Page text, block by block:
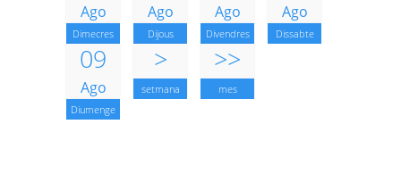
Ago
Dimecres
Ago
Dijous
Ago
Divendres
Ago
Dissabte
09
Ago
Diumenge
>
setmana
>>
mes